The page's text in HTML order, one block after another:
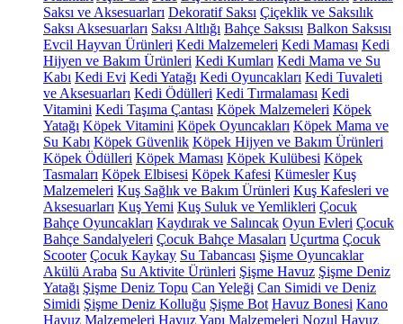
Saksı ve Aksesuarları Dekoratif Saksı Çiçeklik ve Saksılık
Saksı Aksesuarları Saksı Altlığı Bahçe Saksısı Balkon Saksısı
Evcil Hayvan Ürünleri Kedi Malzemeleri Kedi Maması Kedi
Hijyen ve Bakım Ürünleri Kedi Kumları Kedi Mama ve Su
Kabı Kedi Evi Kedi Yatağı Kedi Oyuncakları Kedi Tuvaleti
ve Aksesuarları Kedi Ödülleri Kedi Tırmalaması Kedi
Vitamini Kedi Taşıma Çantası Köpek Malzemeleri Köpek
Yatağı Köpek Vitamini Köpek Oyuncakları Köpek Mama ve
Su Kabı Köpek Güvenlik Köpek Hijyen ve Bakım Ürünleri
Köpek Ödülleri Köpek Maması Köpek Kulübesi Köpek
Tasmaları Köpek Elbisesi Köpek Kafesi Kümesler Kuş
Malzemeleri Kuş Sağlık ve Bakım Ürünleri Kuş Kafesleri ve
Aksesuarları Kuş Yemi Kuş Suluk ve Yemlikleri Çocuk
Bahçe Oyuncakları Kaydırak ve Salıncak Oyun Evleri Çocuk
Bahçe Sandalyeleri Çocuk Bahçe Masaları Uçurtma Çocuk
Scooter Çocuk Kaykay Su Tabancası Şişme Oyuncaklar
Akülü Araba Su Aktivite Ürünleri Şişme Havuz Şişme Deniz
Yatağı Şişme Deniz Topu Can Yeleği Can Simidi ve Deniz
Simidi Şişme Deniz Kolluğu Şişme Bot Havuz Bonesi Kano
Havuz Malzemeleri Havuz Yapı Malzemeleri Nozul Havuz